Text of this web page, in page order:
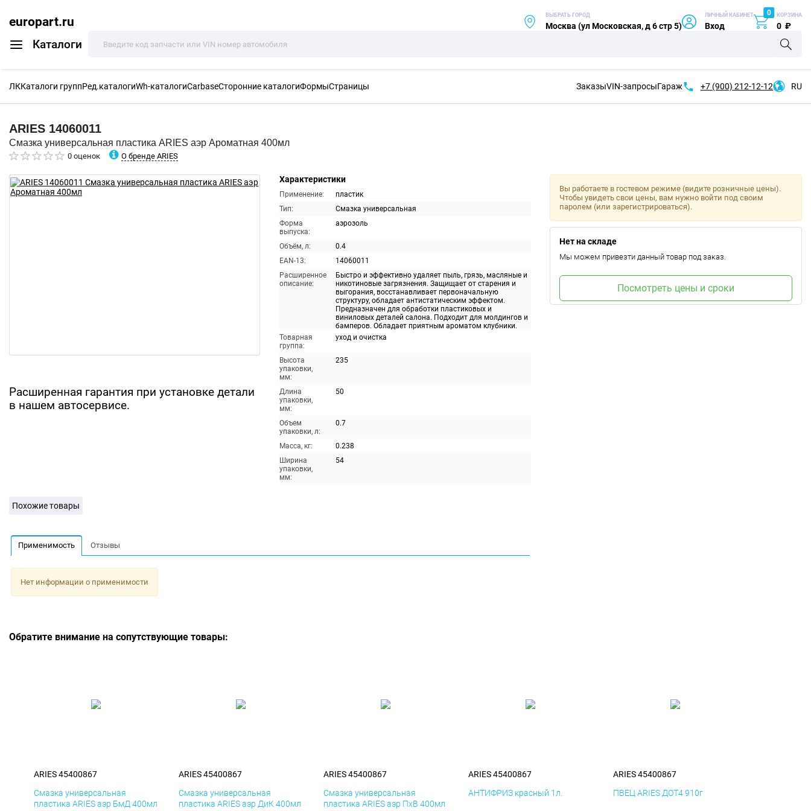
europart.ru
Каталоги
ВЫБРАТЬ ГОРОД
Москва (ул Московская, д 6 стр 5)
ЛИЧНЫЙ КАБИНЕТ
Вход
0 КОРЗИНА
0 ₽
ЛККаталоги группРед.каталогиWh-каталогиCarbaseСторонние каталогиФормыСтраницы ЗаказыVIN-запросыГараж +7 (900) 212-12-12 RU
ARIES 14060011
Смазка универсальная пластика ARIES аэр Ароматная 400мл
0 оценок О бренде ARIES
Расширенная гарантия при установке детали
в нашем автосервисе.
Характеристики
Применение:
пластик
Тип:
Смазка универсальная
Форма
выпуска:
аэрозоль
Объём, л:
0.4
EAN-13:
14060011
Расширенное
описание:
Быстро и эффективно удаляет пыль, грязь, масляные и
никотиновые загрязнения. Защищает от старения и
выгорания, восстанавливает первоначальную
структуру, обладает антистатическим эффектом.
Предназначен для обработки пластиковых и
виниловых деталей салона. Подходит для молдингов и
бамперов. Обладает приятным ароматом клубники.
Товарная
группа:
уход и очистка
Высота
упаковки,
мм:
235
Длина
упаковки,
мм:
50
Объем
упаковки, л:
0.7
Масса, кг:
0.238
Ширина
упаковки,
мм:
54
Вы работаете в гостевом режиме (видите розничные цены).
Чтобы увидеть свои цены, вам нужно войти под своим
паролем (или зарегистрироваться).
Нет на складе
Мы можем привезти данный товар под заказ.
Посмотреть цены и сроки
Похожие товары
Применимость Отзывы
Нет информации о применимости
Обратите внимание на сопутствующие товары:
ARIES 45400867
Смазка универсальная
пластика ARIES аэр БмД 400мл
ARIES 45400867
Смазка универсальная
пластика ARIES аэр ДиК 400мл
ARIES 45400867
Смазка универсальная
пластика ARIES аэр ПхВ 400мл
ARIES 45400867
АНТИФРИЗ красный 1л.
ARIES 45400867
ПВЕЦ ARIES ДОТ4 910г